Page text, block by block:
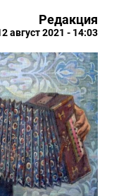
Редакция
август 2021 - 14:03